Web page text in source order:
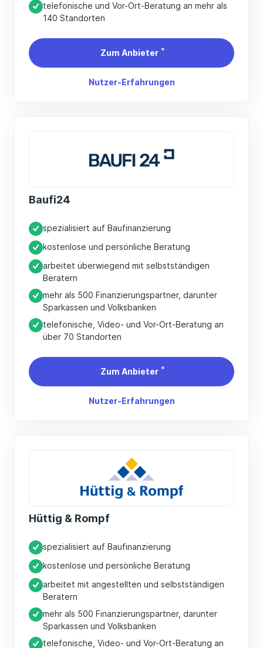
telefonische und Vor-Ort-Beratung an mehr als
140 Standorten
Zum Anbieter *
Nutzer-Erfahrungen
Baufi24
spezialisiert auf Baufinanzierung
kostenlose und persönliche Beratung
arbeitet überwiegend mit selbstständigen
Beratern
mehr als 500 Finanzierungspartner, darunter
Sparkassen und Volksbanken
telefonische, Video- und Vor-Ort-Beratung an
über 70 Standorten
Zum Anbieter *
Nutzer-Erfahrungen
Hüttig & Rompf
spezialisiert auf Baufinanzierung
kostenlose und persönliche Beratung
arbeitet mit angestellten und selbstständigen
Beratern
mehr als 500 Finanzierungspartner, darunter
Sparkassen und Volksbanken
telefonische, Video- und Vor-Ort-Beratung an